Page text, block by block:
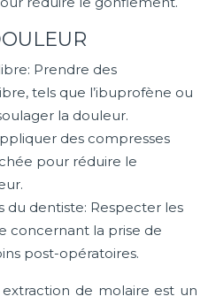
Prendre des
tels que l’ibuprofène ou
la douleur.
des compresses
pour réduire le
du dentiste: Respecter les
concernant la prise de
post-opératoires.
de molaire est un